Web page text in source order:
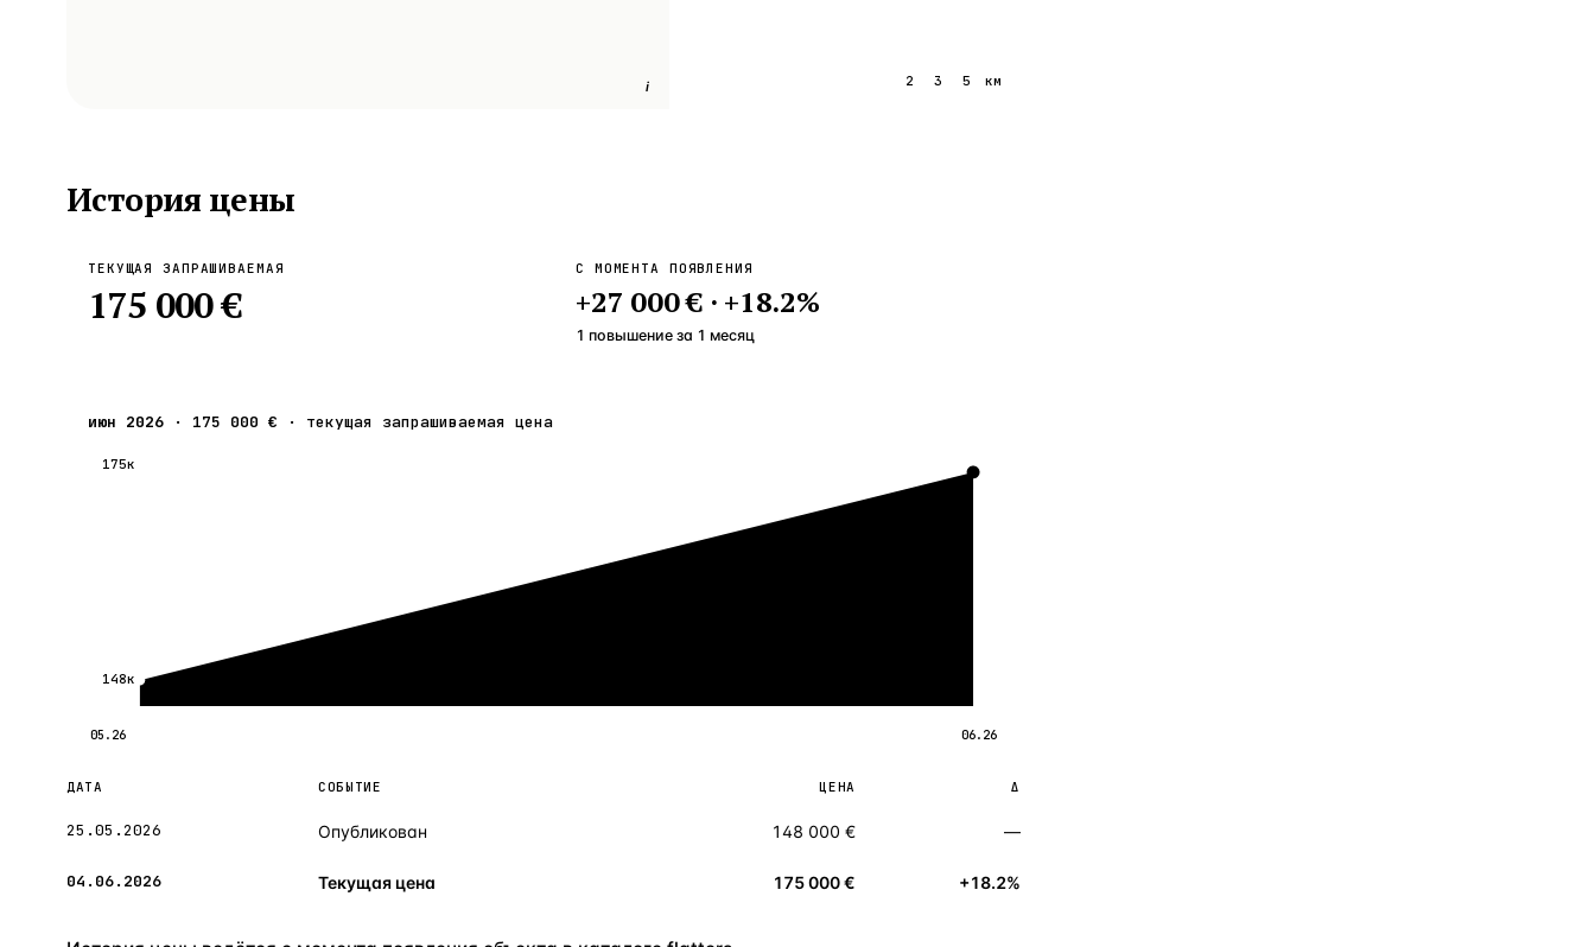
i 2 3 5 км
История цены
ТЕКУЩАЯ ЗАПРАШИВАЕМАЯ
175 000 €
С МОМЕНТА ПОЯВЛЕНИЯ
+27 000 €· +18.2%
1 повышение за 1 месяц
июн 2026 · 175 000 € · текущая запрашиваемая цена
175к
148к
05.26 06.26
ДАТА СОБЫТИЕ ЦЕНА Δ
25.05.2026 Опубликован 148 000 € —
04.06.2026 Текущая цена 175 000 € +18.2%